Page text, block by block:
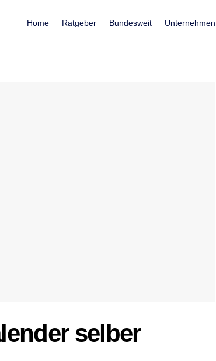
Home Ratgeber Bundesweit Unternehmen
selber